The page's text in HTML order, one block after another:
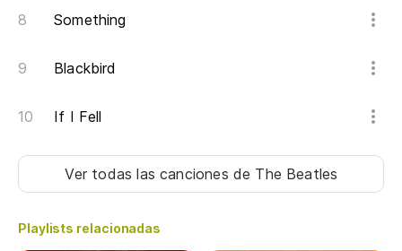
Something
Blackbird
If I Fell
Ver todas las canciones de The Beatles
Playlists relacionadas